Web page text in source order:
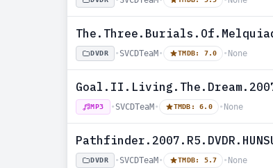
DVDR • SVCDTeaM • TMDB: 7.0 • None
MP3 • SVCDTeaM • TMDB: 6.0 • None
DVDR • SVCDTeaM • TMDB: 5.7 • None